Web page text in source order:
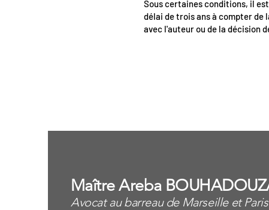
Sous certaines conditions, il
délai de trois ans à compter de
avec l'auteur ou de la décision
Maître Areba
Avocat au barreau de Marseille et Paris